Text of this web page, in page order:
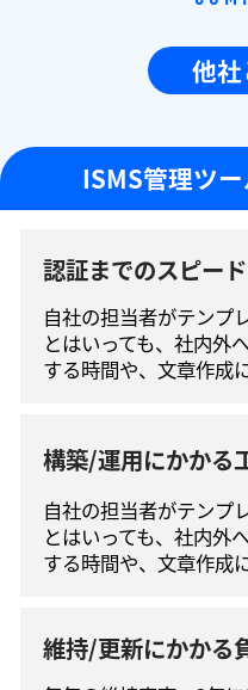
他
ISMS管理ツ
認証までのスピード
自社の担当者がテンプ
とはいっても、社内外
する時間や、文章作成
構築/運用にかかる
自社の担当者がテンプ
とはいっても、社内外
する時間や、文章作成
維持/更新にかかる